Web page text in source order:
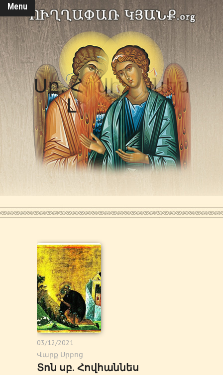
Menu
Սբ. Հովհաննես
Լռակյաց
03/12/2021
Վարք Սրբոց
Տոն սբ. Հովհաննես